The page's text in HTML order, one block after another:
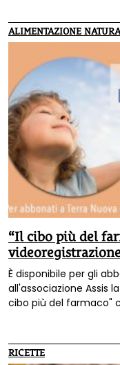
ALIMENTAZIONE
“Il cibo più del
È disponibile per gli
all'associazione Assis
cibo più del farmaco"
RICETTE